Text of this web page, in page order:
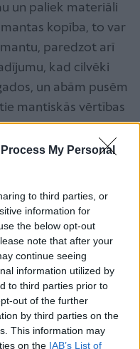
My Personal
to third parties, or
information for
the below opt-out
note that after your
continue seeing
information utilized by
to third parties prior to
out of the further
by third parties on the
This information may
on the IAB’s List of
un paliek materiāli
kopība, to var
paredzot arī
kad cilvēki
un abām pusēm
mantiskās vērtības
laulības līgumā
manta ir uz viena
rīkoties bez
vai notāra un
Laulāto
atrodas Uzņēmumu
laulātiem ar
lūdzot